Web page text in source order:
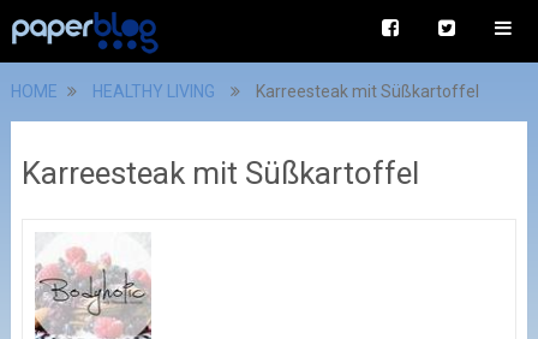
HOME HEALTHY LIVING Karreesteak mit Süßkartoffel
Karreesteak mit Süßkartoffel